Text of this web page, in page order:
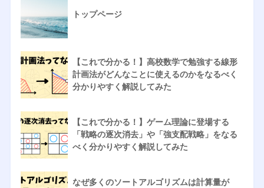
トップページ
【これで分かる！】高校数学で勉強する線形
計画法がどんなことに使えるのかをなるべく
分かりやすく解説してみた
【これで分かる！】ゲーム理論に登場する
「戦略の逐次消去」や「強支配戦略」をなる
べく分かりやすく解説してみた
なぜ多くのソートアルゴリズムは計算量が